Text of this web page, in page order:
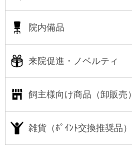
院内備品
来院促進・ノベルティ
飼主様向け商品（卸販売）
雑貨（ﾎﾟｲﾝﾄ交換推奨品）